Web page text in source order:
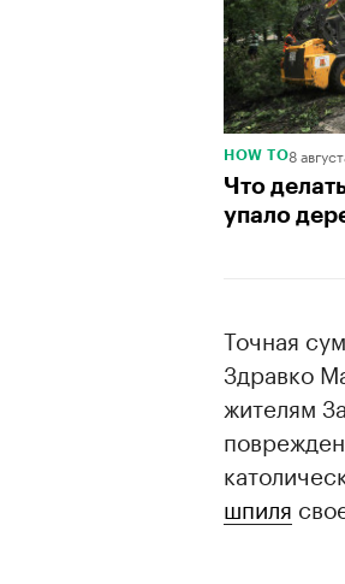
HOW TO8
Что
упало
Точная
Здравко
жителям
шпиля